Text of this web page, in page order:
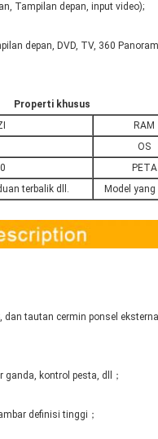
Tampilan depan, input video);
depan, DVD, TV, 360
Properti khusus
RAM
OS
PETA
terbalik dll. Model
dan tautan cermin ponsel
ganda, kontrol pesta, dll；
definisi tinggi；